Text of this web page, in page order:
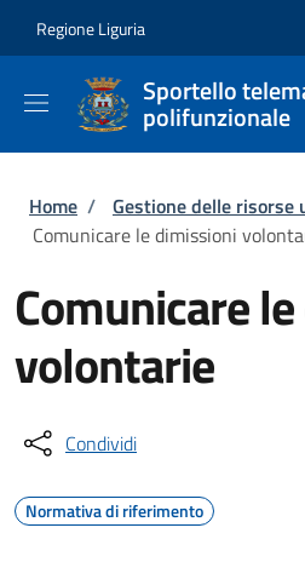
Regione Liguria
Sportello
polifunzionale
Briciole di pane
Home / Gestione delle risorse
Comunicare le dimissioni
Comunicare
volontarie
Condividi
Normativa di riferimento